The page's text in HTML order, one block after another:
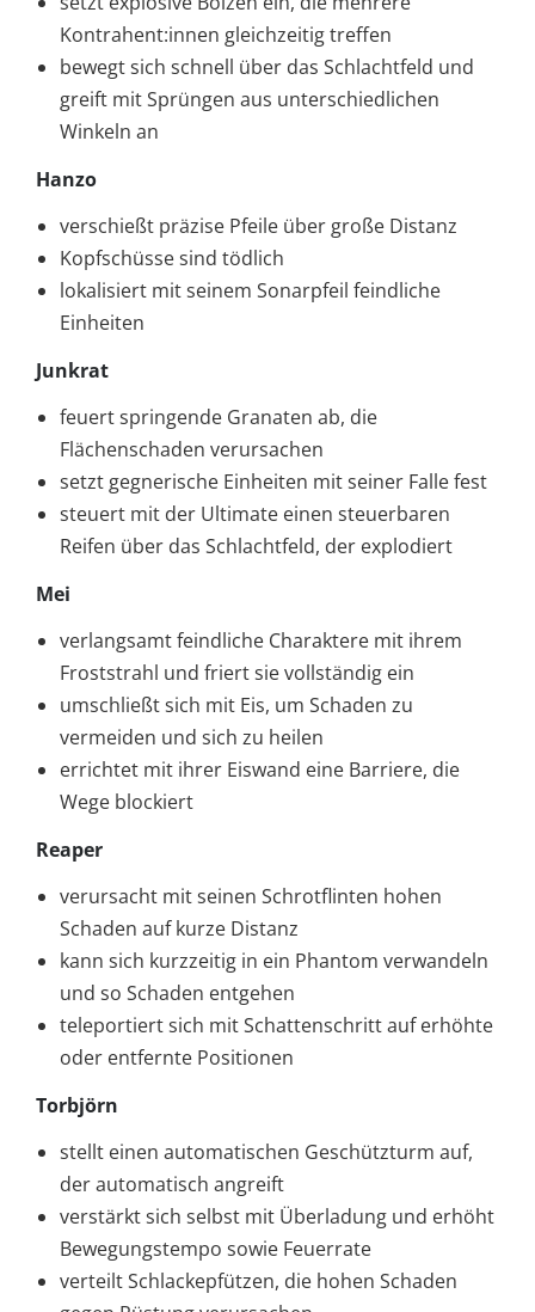
Kontrahent:innen gleichzeitig treffen
bewegt sich schnell über das Schlachtfeld und
greift mit Sprüngen aus unterschiedlichen
Winkeln an
Hanzo
verschießt präzise Pfeile über große Distanz
Kopfschüsse sind tödlich
lokalisiert mit seinem Sonarpfeil feindliche
Einheiten
Junkrat
feuert springende Granaten ab, die
Flächenschaden verursachen
setzt gegnerische Einheiten mit seiner Falle fest
steuert mit der Ultimate einen steuerbaren
Reifen über das Schlachtfeld, der explodiert
Mei
verlangsamt feindliche Charaktere mit ihrem
Froststrahl und friert sie vollständig ein
umschließt sich mit Eis, um Schaden zu
vermeiden und sich zu heilen
errichtet mit ihrer Eiswand eine Barriere, die
Wege blockiert
Reaper
verursacht mit seinen Schrotflinten hohen
Schaden auf kurze Distanz
kann sich kurzzeitig in ein Phantom verwandeln
und so Schaden entgehen
teleportiert sich mit Schattenschritt auf erhöhte
oder entfernte Positionen
Torbjörn
stellt einen automatischen Geschützturm auf,
der automatisch angreift
verstärkt sich selbst mit Überladung und erhöht
Bewegungstempo sowie Feuerrate
verteilt Schlackepfützen, die hohen Schaden